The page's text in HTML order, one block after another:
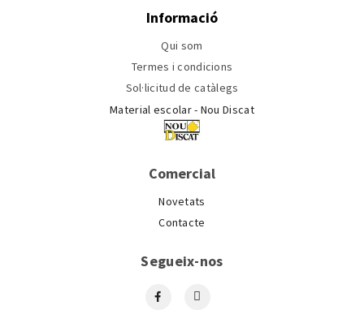
Informació
Qui som
Termes i condicions
Sol·licitud de catàlegs
Material escolar - Nou Discat
Comercial
Novetats
Contacte
Segueix-nos